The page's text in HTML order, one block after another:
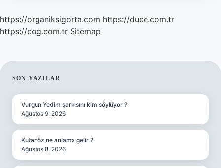
https://organiksigorta.com https://duce.com.tr
https://cog.com.tr Sitemap
SIDEBAR
SON YAZILAR
Vurgun Yedim şarkısını kim söylüyor ?
Ağustos 9, 2026
Kutanöz ne anlama gelir ?
Ağustos 8, 2026